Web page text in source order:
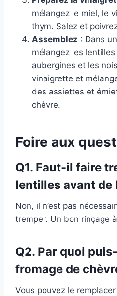
mélangez le miel, le
thym. Salez et
Assemblez : Dans
mélangez les
aubergines et les
vinaigrette et
des assiettes et
chèvre.
Foire aux
Q1. Faut-il faire
lentilles avant de
Non, il n’est pas
tremper. Un bon rinçage
Q2. Par quoi
fromage de
Vous pouvez le